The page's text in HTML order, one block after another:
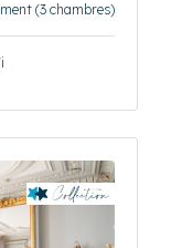
(3 chambres)